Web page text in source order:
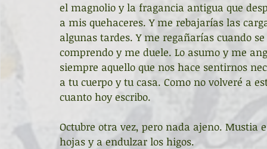
el magnolio y la fragancia antigua que
a mis quehaceres. Y me rebajarías las
algunas tardes. Y me regañarías cuando
comprendo y me duele. Lo asumo y me
siempre aquello que nos hace sentirnos
a tu cuerpo y tu casa. Como no volveré a
cuanto hoy escribo.
Octubre otra vez, pero nada ajeno.
hojas y a endulzar los higos.